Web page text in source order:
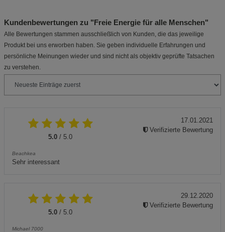
Kundenbewertungen zu "Freie Energie für alle Menschen"
Alle Bewertungen stammen ausschließlich von Kunden, die das jeweilige
Produkt bei uns erworben haben. Sie geben individuelle Erfahrungen und
persönliche Meinungen wieder und sind nicht als objektiv geprüfte Tatsachen
zu verstehen.
5.0 / 5.0
Beachkea
Sehr interessant
17.01.2021
Verifizierte Bewertung
5.0 / 5.0
Michael 7000
29.12.2020
Verifizierte Bewertung